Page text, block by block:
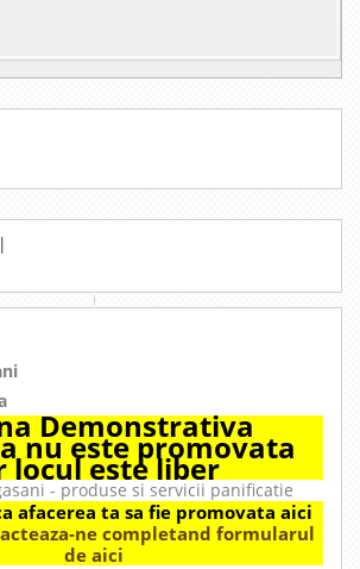
Demonstrativa
nu este promovata
locul este liber
- produse si servicii panificatie
afacerea ta sa fie promovata aici
ne completand formularul
de aici